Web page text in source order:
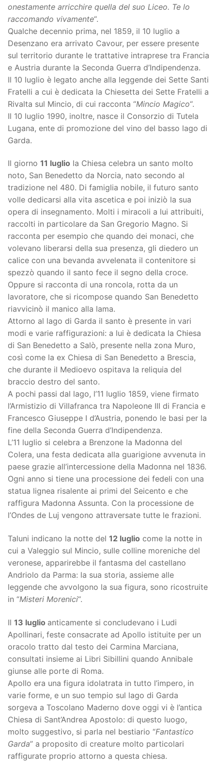
onestamente arricchire quella del suo Liceo. Te lo
raccomando vivamente“.
Qualche decennio prima, nel 1859, il 10 luglio a
Desenzano era arrivato Cavour, per essere presente
sul territorio durante le trattative intraprese tra Francia
e Austria durante la Seconda Guerra d’Indipendenza.
Il 10 luglio è legato anche alla leggende dei Sette Santi
Fratelli a cui è dedicata la Chiesetta dei Sette Fratelli a
Rivalta sul Mincio, di cui racconta “Mincio Magico“.
Il 10 luglio 1990, inoltre, nasce il Consorzio di Tutela
Lugana, ente di promozione del vino del basso lago di
Garda.
Il giorno 11 luglio la Chiesa celebra un santo molto
noto, San Benedetto da Norcia, nato secondo al
tradizione nel 480. Di famiglia nobile, il futuro santo
volle dedicarsi alla vita ascetica e poi iniziò la sua
opera di insegnamento. Molti i miracoli a lui attribuiti,
raccolti in particolare da San Gregorio Magno. Si
racconta per esempio che quando dei monaci, che
volevano liberarsi della sua presenza, gli diedero un
calice con una bevanda avvelenata il contenitore si
spezzò quando il santo fece il segno della croce.
Oppure si racconta di una roncola, rotta da un
lavoratore, che si ricompose quando San Benedetto
riavvicinò il manico alla lama.
Attorno al lago di Garda il santo è presente in vari
modi e varie raffigurazioni: a lui è dedicata la Chiesa
di San Benedetto a Salò, presente nella zona Muro,
così come la ex Chiesa di San Benedetto a Brescia,
che durante il Medioevo ospitava la reliquia del
braccio destro del santo.
A pochi passi dal lago, l’11 luglio 1859, viene firmato
l’Armistizio di Villafranca tra Napoleone III di Francia e
Francesco Giuseppe I d’Austria, ponendo le basi per la
fine della Seconda Guerra d’Indipendenza.
L’11 luglio si celebra a Brenzone la Madonna del
Colera, una festa dedicata alla guarigione avvenuta in
paese grazie all’intercessione della Madonna nel 1836.
Ogni anno si tiene una processione dei fedeli con una
statua lignea risalente ai primi del Seicento e che
raffigura Madonna Assunta. Con la processione de
l’Ondes de Luj vengono attraversate tutte le frazioni.
Taluni indicano la notte del 12 luglio come la notte in
cui a Valeggio sul Mincio, sulle colline moreniche del
veronese, apparirebbe il fantasma del castellano
Andriolo da Parma: la sua storia, assieme alle
leggende che avvolgono la sua figura, sono ricostruite
in “Misteri Morenici“.
Il 13 luglio anticamente si concludevano i Ludi
Apollinari, feste consacrate ad ‪Apollo‬ istituite per un
oracolo tratto dal testo dei Carmina Marciana,
consultati insieme ai Libri Sibillini quando Annibale
giunse alle porte di Roma.
Apollo era una figura idolatrata in tutto l’impero, in
varie forme, e un suo tempio sul lago di Garda
sorgeva a Toscolano Maderno dove oggi vi è l’antica
Chiesa di Sant’Andrea Apostolo: di questo luogo,
molto suggestivo, si parla nel bestiario “Fantastico
Garda” a proposito di creature molto particolari
raffigurate proprio attorno a questa chiesa.